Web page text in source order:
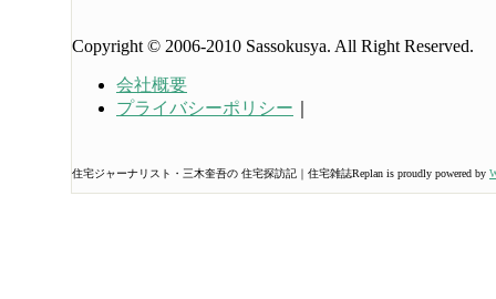
Copyright © 2006-2010 Sassokusya. All Right Reserved.
会社概要
プライバシーポリシー
住宅ジャーナリスト・三木奎吾の 住宅探訪記｜住宅雑誌Replan is proudly powered by